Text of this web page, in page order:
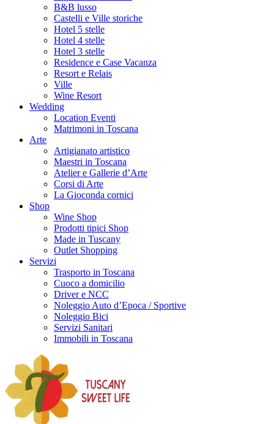
B&B lusso
Castelli e Ville storiche
Hotel 5 stelle
Hotel 4 stelle
Hotel 3 stelle
Residence e Case Vacanza
Resort e Relais
Ville
Wine Resort
Wedding
Location Eventi
Matrimoni in Toscana
Arte
Artigianato artistico
Maestri in Toscana
Atelier e Gallerie d’Arte
Corsi di Arte
La Gioconda cornici
Shop
Wine Shop
Prodotti tipici Shop
Made in Tuscany
Outlet Shopping
Servizi
Trasporto in Toscana
Cuoco a domicilio
Driver e NCC
Noleggio Auto d’Epoca / Sportive
Noleggio Bici
Servizi Sanitari
Immobili in Toscana